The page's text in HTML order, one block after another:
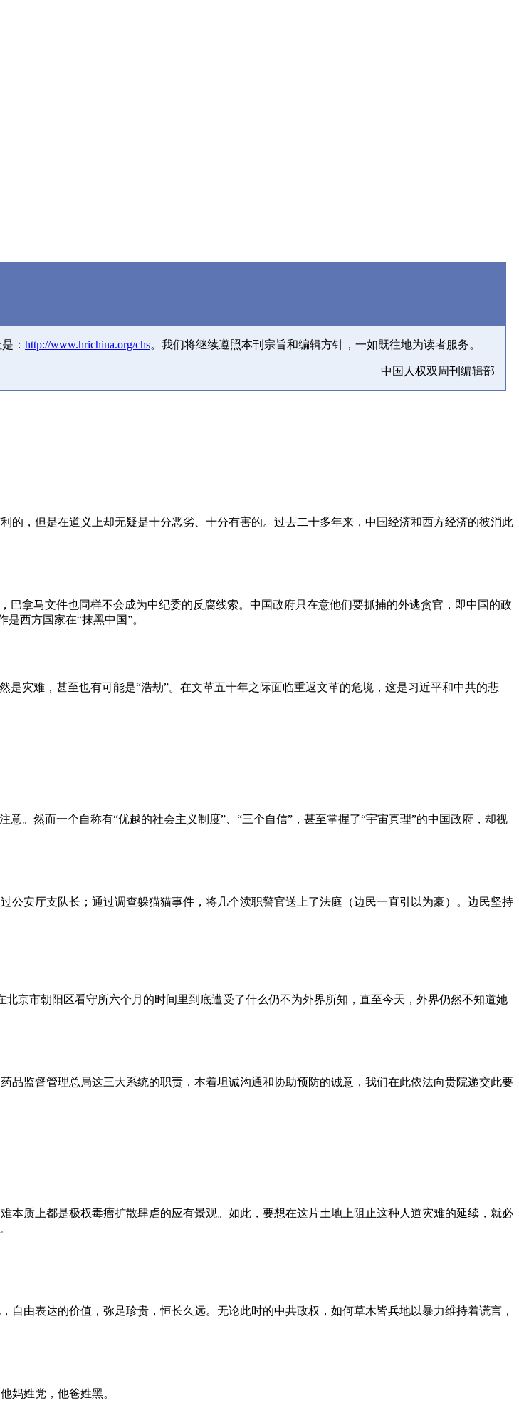
： http://www.hrichina.org/chs。我们将继续遵照本刊宗旨和编辑方针，一如既往地为读者服务。
中国人权双周刊编辑部
，但是在道义上却无疑是十分恶劣、十分有害的。过去二十多年来，中国经济和西方经济的彼消此
拿马文件也同样不会成为中纪委的反腐线索。中国政府只在意他们要抓捕的外逃贪官，即中国的政
西方国家在“抹黑中国”。
灾难，甚至也有可能是“浩劫”。在文革五十年之际面临重返文革的危境，这是习近平和中共的悲
。然而一个自称有“优越的社会主义制度”、“三个自信”，甚至掌握了“宇宙真理”的中国政府，却视
安厅支队长；通过调查躲猫猫事件，将几个渎职警官送上了法庭（边民一直引以为豪）。边民坚持
京市朝阳区看守所六个月的时间里到底遭受了什么仍不为外界所知，直至今天，外界仍然不知道她
监督管理总局这三大系统的职责，本着坦诚沟通和协助预防的诚意，我们在此依法向贵院递交此要
质上都是极权毒瘤扩散肆虐的应有景观。如此，要想在这片土地上阻止这种人道灾难的延续，就必
由表达的价值，弥足珍贵，恒长久远。无论此时的中共政权，如何草木皆兵地以暴力维持着谎言，
妈姓党，他爸姓黑。